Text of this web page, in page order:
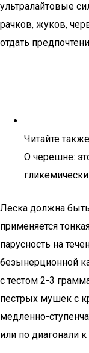
ультралайтовые
рачков, жуков,
отдать
Читайте
О черешне:
Леска должна
применяется
парусность на
безынерционной
с тестом 2-3
пестрых мушек с
медленно-
или по диагонали